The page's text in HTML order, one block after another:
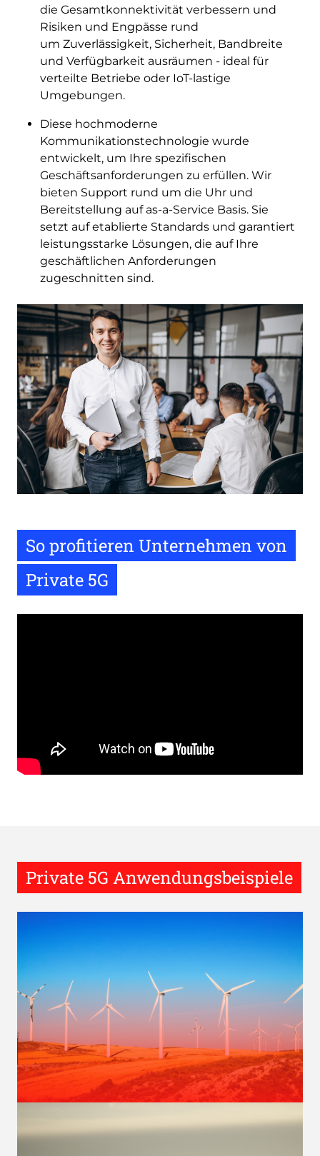
die Gesamtkonnektivität verbessern und
Risiken und Engpässe rund
um Zuverlässigkeit, Sicherheit, Bandbreite
und Verfügbarkeit ausräumen - ideal für
verteilte Betriebe oder IoT-lastige
Umgebungen.
Diese hochmoderne
Kommunikationstechnologie wurde
entwickelt, um Ihre spezifischen
Geschäftsanforderungen zu erfüllen. Wir
bieten Support rund um die Uhr und
Bereitstellung auf as-a-Service Basis. Sie
setzt auf etablierte Standards und garantiert
leistungsstarke Lösungen, die auf Ihre
geschäftlichen Anforderungen
zugeschnitten sind.
So profitieren Unternehmen von
Private 5G
Private 5G Anwendungsbeispiele